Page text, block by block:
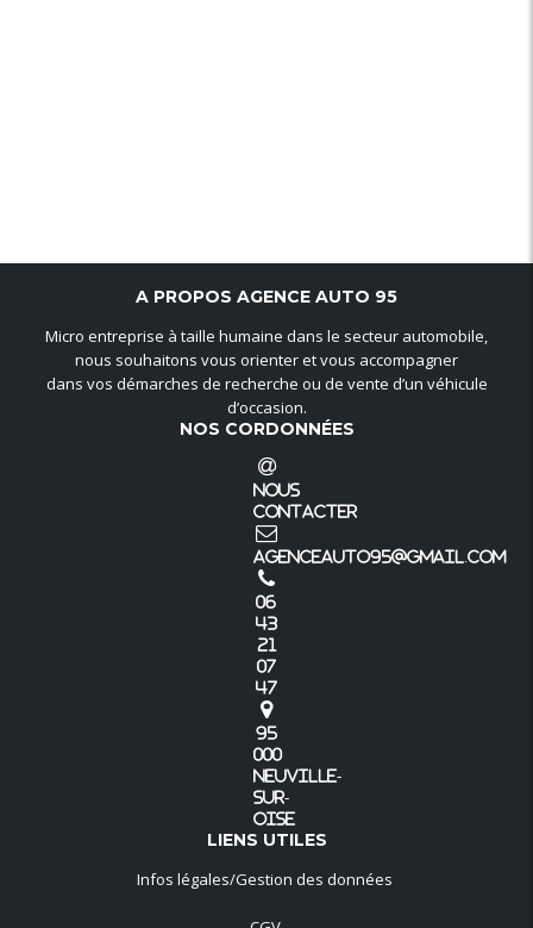
A PROPOS AGENCE AUTO 95
Micro entreprise à taille humaine dans le secteur automobile,
nous souhaitons vous orienter et vous accompagner
dans vos démarches de recherche ou de vente d’un véhicule
d’occasion.
NOS CORDONNÉES
Nous
Contacter
agenceauto95@gmail.com
06
43
21
07
47
95
000
Neuville-
sur-
Oise
LIENS UTILES
Infos légales/Gestion des données